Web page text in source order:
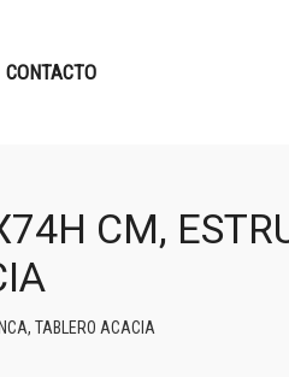
CONTACTO
CM,
TABLERO ACACIA